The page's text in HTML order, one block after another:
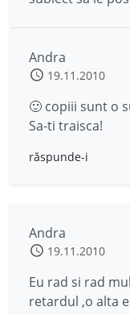
Andra
19.11.2010
🙂 copiii sunt o
Sa-ti traisca!
răspunde-i
Andra
19.11.2010
Eu rad si rad
retardul ,o alta